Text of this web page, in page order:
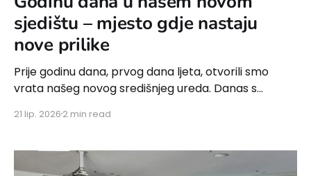
sjedištu – mjesto gdje nastaju
nove prilike
Prije godinu dana, prvog dana ljeta, otvorili smo
vrata našeg novog središnjeg ureda. Danas s
21 lip. 2026 2 min read